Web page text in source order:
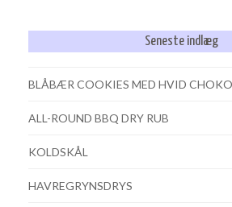
Seneste indlæg
BLÅBÆR COOKIES MED HVID
ALL-ROUND BBQ DRY RUB
KOLDSKÅL
HAVREGRYNSDRYS